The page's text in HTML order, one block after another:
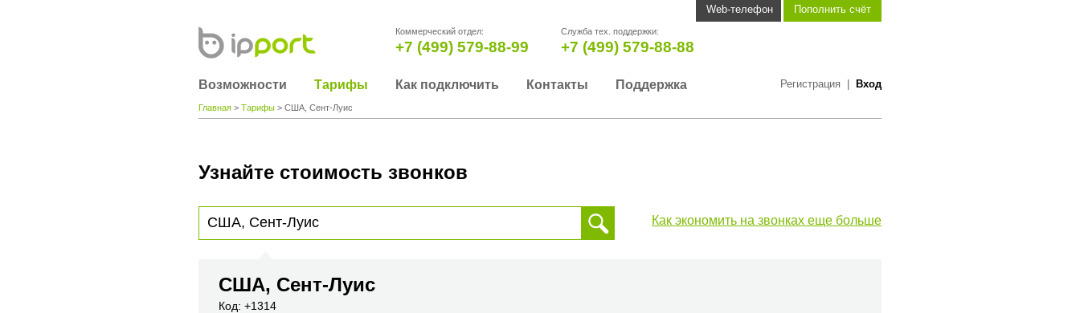
Web-телефон Пополнить счёт
Коммерческий отдел:
+7 (499) 579-88-99
Служба тех. поддержки:
+7 (499) 579-88-88
Регистрация Вход
Возможности Тарифы Как подключить Контакты Поддержка
Главная > Тарифы > США, Сент-Луис
Как экономить на звонках еще больше
Узнайте стоимость звонков
США, Сент-Луис
Код: +1314